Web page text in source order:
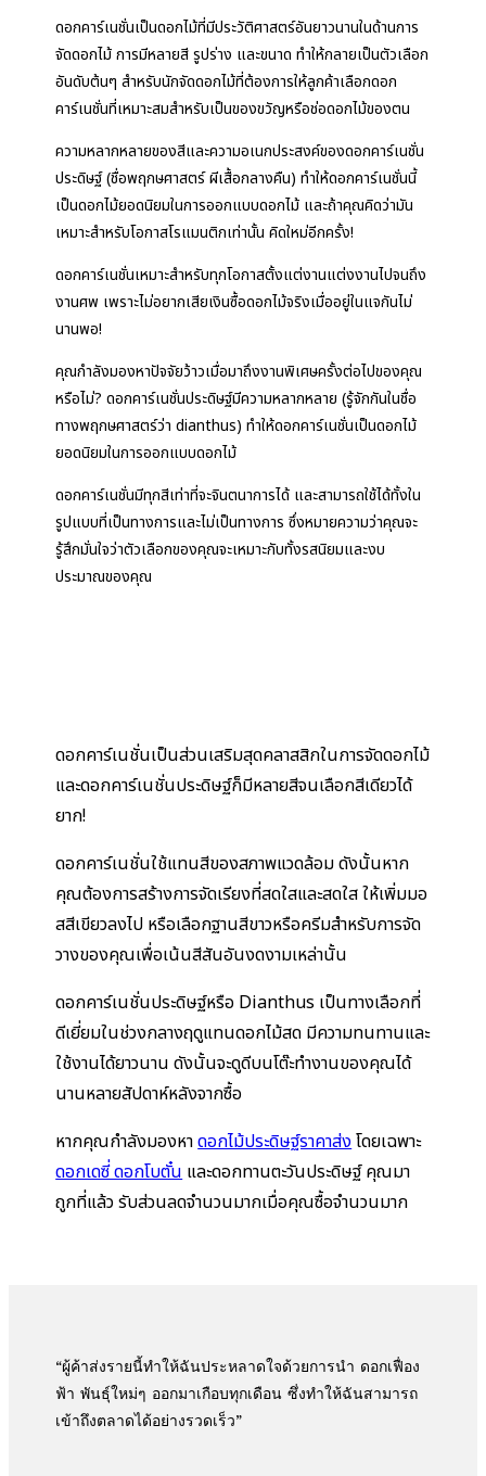
ดอกคาร์เนชั่นเป็นดอกไม้ที่มีประวัติศาสตร์อันยาวนานในด้านการ
จัดดอกไม้ การมีหลายสี รูปร่าง และขนาด ทำให้กลายเป็นตัวเลือก
อันดับต้นๆ สำหรับนักจัดดอกไม้ที่ต้องการให้ลูกค้าเลือกดอก
คาร์เนชั่นที่เหมาะสมสำหรับเป็นของขวัญหรือช่อดอกไม้ของตน
ความหลากหลายของสีและความอเนกประสงค์ของดอกคาร์เนชั่น
ประดิษฐ์ (ชื่อพฤกษศาสตร์ ผีเสื้อกลางคืน) ทำให้ดอกคาร์เนชั่นนี้
เป็นดอกไม้ยอดนิยมในการออกแบบดอกไม้ และถ้าคุณคิดว่ามัน
เหมาะสำหรับโอกาสโรแมนติกเท่านั้น คิดใหม่อีกครั้ง!
ดอกคาร์เนชั่นเหมาะสำหรับทุกโอกาสตั้งแต่งานแต่งงานไปจนถึง
งานศพ เพราะไม่อยากเสียเงินซื้อดอกไม้จริงเมื่ออยู่ในแจกันไม่
นานพอ!
คุณกำลังมองหาปัจจัยว้าวเมื่อมาถึงงานพิเศษครั้งต่อไปของคุณ
หรือไม่? ดอกคาร์เนชั่นประดิษฐ์มีความหลากหลาย (รู้จักกันในชื่อ
ทางพฤกษศาสตร์ว่า dianthus) ทำให้ดอกคาร์เนชั่นเป็นดอกไม้
ยอดนิยมในการออกแบบดอกไม้
ดอกคาร์เนชั่นมีทุกสีเท่าที่จะจินตนาการได้ และสามารถใช้ได้ทั้งใน
รูปแบบที่เป็นทางการและไม่เป็นทางการ ซึ่งหมายความว่าคุณจะ
รู้สึกมั่นใจว่าตัวเลือกของคุณจะเหมาะกับทั้งรสนิยมและงบ
ประมาณของคุณ
ดอกคาร์เนชั่นเป็นส่วนเสริมสุดคลาสสิกในการจัดดอกไม้
และดอกคาร์เนชั่นประดิษฐ์ก็มีหลายสีจนเลือกสีเดียวได้
ยาก!
ดอกคาร์เนชั่นใช้แทนสีของสภาพแวดล้อม ดังนั้นหาก
คุณต้องการสร้างการจัดเรียงที่สดใสและสดใส ให้เพิ่มมอ
สสีเขียวลงไป หรือเลือกฐานสีขาวหรือครีมสำหรับการจัด
วางของคุณเพื่อเน้นสีสันอันงดงามเหล่านั้น
ดอกคาร์เนชั่นประดิษฐ์หรือ Dianthus เป็นทางเลือกที่
ดีเยี่ยมในช่วงกลางฤดูแทนดอกไม้สด มีความทนทานและ
ใช้งานได้ยาวนาน ดังนั้นจะดูดีบนโต๊ะทำงานของคุณได้
นานหลายสัปดาห์หลังจากซื้อ
หากคุณกำลังมองหาดอกไม้ประดิษฐ์ราคาส่งโดยเฉพาะ
ดอกเดซี่ ดอกโบตั๋น และดอกทานตะวันประดิษฐ์ คุณมา
ถูกที่แล้ว รับส่วนลดจำนวนมากเมื่อคุณซื้อจำนวนมาก
“ผู้ค้าส่งรายนี้ทำให้ฉันประหลาดใจด้วยการนำ ดอกเฟื่อง
ฟ้า พันธุ์ใหม่ๆ ออกมาเกือบทุกเดือน ซึ่งทำให้ฉันสามารถ
เข้าถึงตลาดได้อย่างรวดเร็ว”